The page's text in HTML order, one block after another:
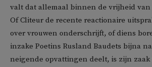
valt dat allemaal binnen de vrijheid
Of Cliteur de recente reactionaire
over vrouwen onderschrijft, of diens
inzake Poetins Rusland Baudets bijna
neigende opvattingen deelt, is zijn